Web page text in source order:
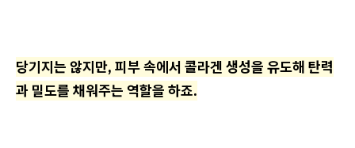
당기지는 않지만, 피부 속에서 콜라겐 생성을 유도해 탄력
과 밀도를 채워주는 역할을 하죠.